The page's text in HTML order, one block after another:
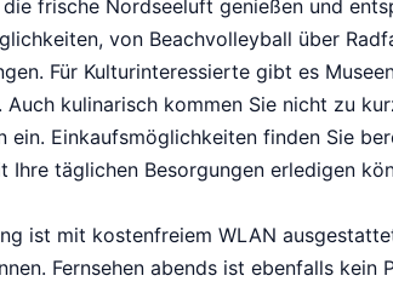
frische Nordseeluft genießen und
von Beachvolleyball über
Für Kulturinteressierte gibt es
Auch kulinarisch kommen Sie nicht zu
ein. Einkaufsmöglichkeiten finden Sie
Ihre täglichen Besorgungen erledigen
ist mit kostenfreiem WLAN
Fernsehen abends ist ebenfalls kein